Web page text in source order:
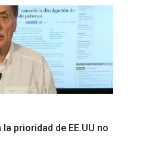
prioridad de EE.UU no